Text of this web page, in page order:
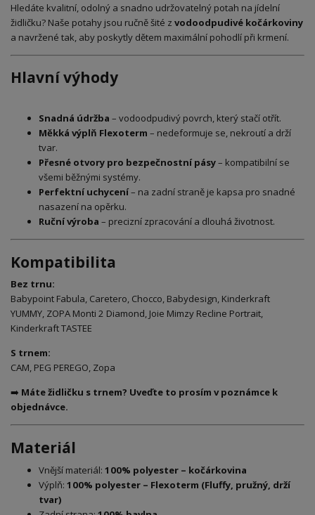
Hledáte kvalitní, odolný a snadno udržovatelný potah na jídelní
židličku? Naše potahy jsou ručně šité z vodoodpudivé kočárkoviny
a navržené tak, aby poskytly dětem maximální pohodlí při krmení.
Hlavní výhody
Snadná údržba – vodoodpudivý povrch, který stačí otřít.
Měkká výplň Flexoterm – nedeformuje se, nekroutí a drží
tvar.
Přesné otvory pro bezpečnostní pásy– kompatibilní se
všemi běžnými systémy.
Perfektní uchycení– na zadní straně je kapsa pro snadné
nasazení na opěrku.
Ruční výroba – precizní zpracování a dlouhá životnost.
Kompatibilita
Bez trnu:
Babypoint Fabula, Caretero, Chocco, Babydesign, Kinderkraft
YUMMY, ZOPA Monti 2 Diamond, Joie Mimzy Recline Portrait,
Kinderkraft TASTEE
S trnem:
CAM, PEG PEREGO, Zopa
➡️ Máte židličku s trnem? Uveďte to prosím v poznámce k
objednávce.
Materiál
Vnější materiál: 100% polyester – kočárkovina
Výplň: 100% polyester – Flexoterm (Fluffy, pružný, drží
tvar)